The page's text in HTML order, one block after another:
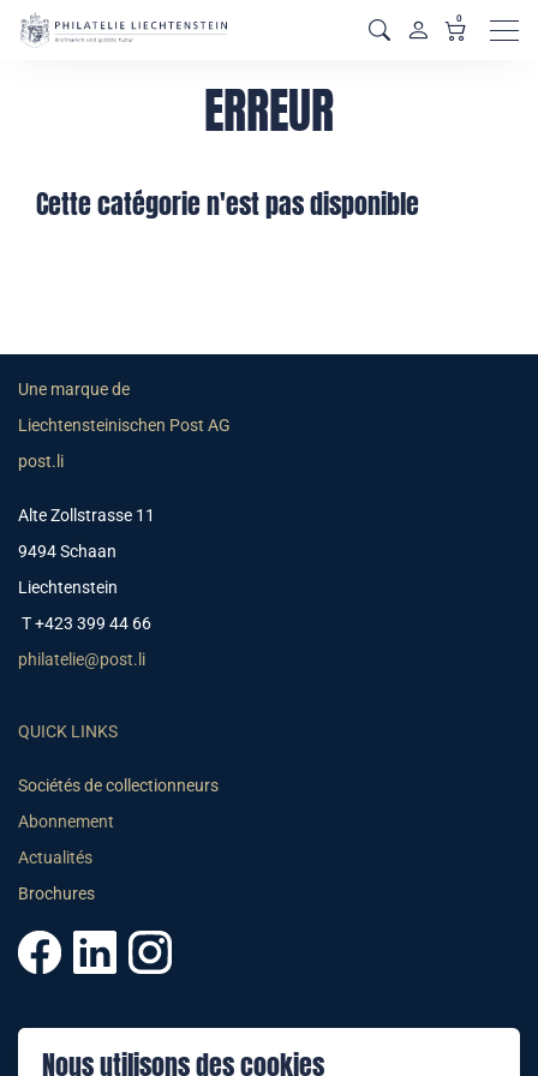
Nous utilisons des cookies
0
ERREUR
Cette catégorie n'est pas disponible
Une marque de
Liechtensteinischen Post AG
post.li
Alte Zollstrasse 11
9494 Schaan
Liechtenstein
T +423 399 44 66
philatelie@post.li
QUICK LINKS
Sociétés de collectionneurs
Abonnement
Actualités
Brochures
© 2025 PHILATELIE LIECHTENSTEIN